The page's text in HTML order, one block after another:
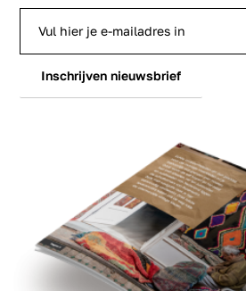
Inschrijven nieuwsbrief